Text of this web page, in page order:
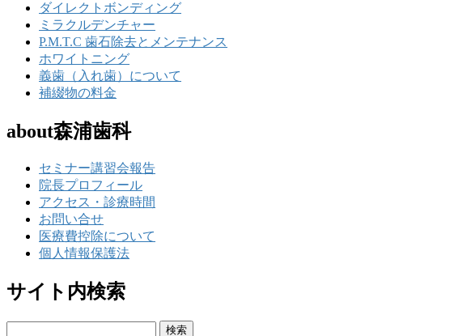
ダイレクトボンディング
ミラクルデンチャー
P.M.T.C 歯石除去とメンテナンス
ホワイトニング
義歯（入れ歯）について
補綴物の料金
about森浦歯科
セミナー講習会報告
院長プロフィール
アクセス・診療時間
お問い合せ
医療費控除について
個人情報保護法
サイト内検索